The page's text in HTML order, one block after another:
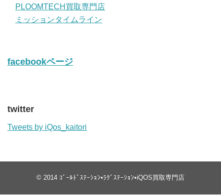
PLOOMTECH買取専門店
ミッションタイムライン
facebookページ
twitter
Tweets by iQos_kaitori
© 2014 ｺﾞｰﾙﾄﾞｽﾃｰｼｮﾝ•ﾗｸﾞｽﾃｰｼｮﾝ•iQOS買取専門店